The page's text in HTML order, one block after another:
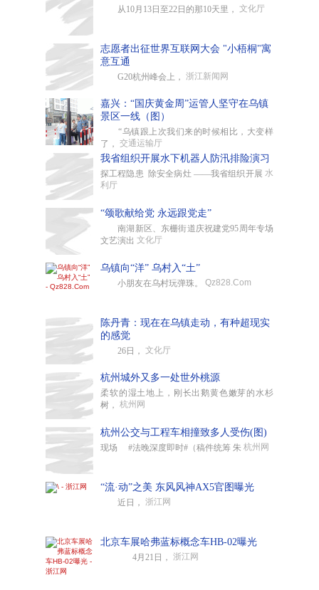
从10月13日至22日的那10天里， 文化厅
志愿者出征世界互联网大会 "小梧桐"寓
意互通
G20杭州峰会上， 浙江新闻网
嘉兴：“国庆黄金周”运管人坚守在乌镇
景区一线（图）
“乌镇跟上次我们来的时候相比，大变样
了， 交通运输厅
我省组织开展水下机器人防汛排险演习
探工程隐患 除安全病灶 ——我省组织开展 水
利厅
“颂歌献给党 永远跟党走”
南湖新区、东栅街道庆祝建党95周年专场
文艺演出 文化厅
乌镇向“洋” 乌村入“土”
小朋友在乌村玩弹珠。 Qz828.Com
陈丹青：现在在乌镇走动，有种超现实
的感觉
26日， 文化厅
杭州城外又多一处世外桃源
柔软的湿土地上，刚长出鹅黄色嫩芽的水杉
树， 杭州网
杭州公交与工程车相撞致多人受伤(图)
现场 #法晚深度即时#（稿件统筹 朱 杭州网
“流·动”之美 东风风神AX5官图曝光
近日， 浙江网
北京车展哈弗蓝标概念车HB-02曝光
4月21日， 浙江网